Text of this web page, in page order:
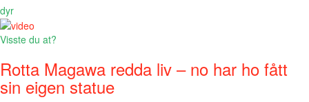
dyr
Visste du at?
Rotta Magawa redda liv – no har ho fått
sin eigen statue